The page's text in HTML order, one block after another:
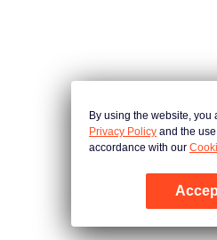
By using the website, you
Privacy Policy and the
accordance with our